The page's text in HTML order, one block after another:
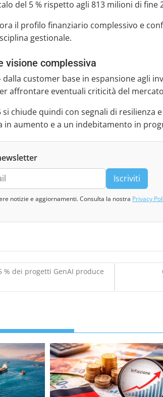
del 5 % rispetto agli 813 milioni di fine
il profilo finanziario complessivo e
gestionale.
visione complessiva
customer base in espansione agli
affrontare eventuali criticità del
chiude quindi con segnali di resilienza
in aumento e a un indebitamento in
Iscriviti
notizie e aggiornamenti. Consulta la nostra Privacy
% dei progetti GenAI produce